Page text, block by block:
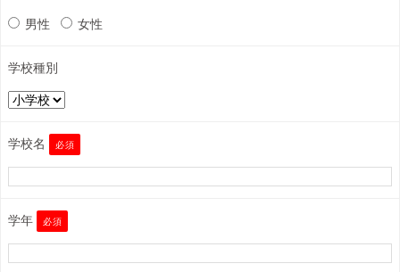
男性 女性
学校種別
学校名 必須
学年 必須